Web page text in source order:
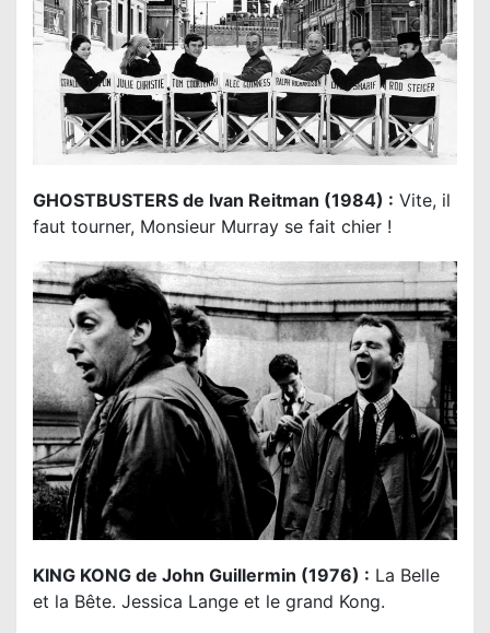
GHOSTBUSTERS de Ivan Reitman (1984) : Vite, il
faut tourner, Monsieur Murray se fait chier !
KING KONG de John Guillermin (1976) : La Belle
et la Bête. Jessica Lange et le grand Kong.